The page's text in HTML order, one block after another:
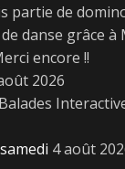
partie de
danse grâce à
encore !!
2026
4 août